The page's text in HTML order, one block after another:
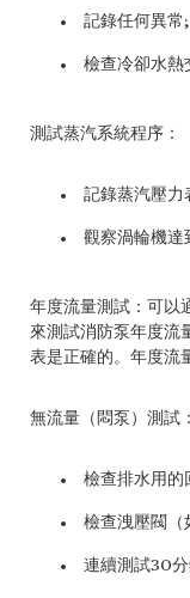
記錄任何異常;
檢查冷卻水熱
測試蒸汽系統程序：
記錄蒸汽壓力
觀察渦輪機達
年度流量測試：可以
來測試消防泵年度流
表是正確的。年度流
無流量（悶泵）測試：
檢查排水用的
檢查洩壓閥（
連續測試30分